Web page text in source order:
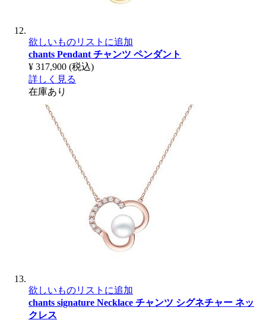
欲しいものリストに追加
chants Pendant チャンツ ペンダント
¥ 317,900 (税込)
詳しく見る
在庫あり
欲しいものリストに追加
chants signature Necklace チャンツ シグネチャー ネッ
クレス